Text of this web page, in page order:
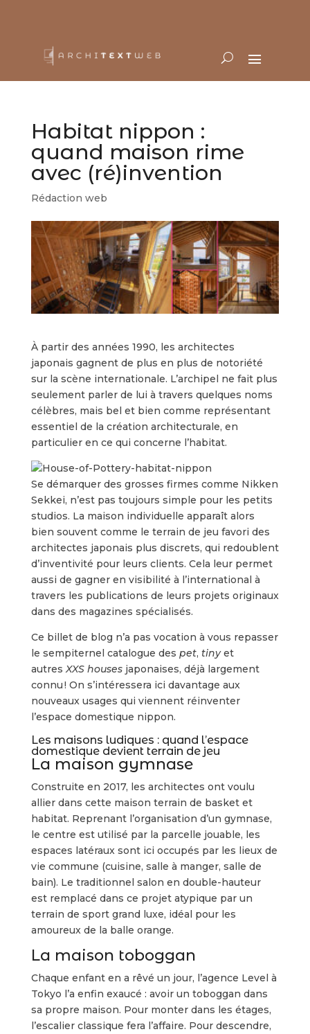
Habitat nippon :
quand maison rime
avec (ré)invention
Rédaction web
À partir des années 1990, les architectes
japonais gagnent de plus en plus de notoriété
sur la scène internationale. L’archipel ne fait plus
seulement parler de lui à travers quelques noms
célèbres, mais bel et bien comme représentant
essentiel de la création architecturale, en
particulier en ce qui concerne l’habitat.
Se démarquer des grosses firmes comme Nikken
Sekkei, n’est pas toujours simple pour les petits
studios. La maison individuelle apparaît alors
bien souvent comme le terrain de jeu favori des
architectes japonais plus discrets, qui redoublent
d’inventivité pour leurs clients. Cela leur permet
aussi de gagner en visibilité à l’international à
travers les publications de leurs projets originaux
dans des magazines spécialisés.
Ce billet de blog n’a pas vocation à vous repasser
le sempiternel catalogue des pet, tinyet
autres XXS housesjaponaises, déjà largement
connu ! On s’intéressera ici davantage aux
nouveaux usages qui viennent réinventer
l’espace domestique nippon.
Les maisons ludiques : quand l’espace
domestique devient terrain de jeu
La maison gymnase
Construite en 2017, les architectes ont voulu
allier dans cette maison terrain de basket et
habitat. Reprenant l’organisation d’un gymnase,
le centre est utilisé par la parcelle jouable, les
espaces latéraux sont ici occupés par les lieux de
vie commune (cuisine, salle à manger, salle de
bain). Le traditionnel salon en double-hauteur
est remplacé dans ce projet atypique par un
terrain de sport grand luxe, idéal pour les
amoureux de la balle orange.
La maison toboggan
Chaque enfant en a rêvé un jour, l’agence Level à
Tokyo l’a enfin exaucé : avoir un toboggan dans
sa propre maison. Pour monter dans les étages,
l’escalier classique fera l’affaire. Pour descendre,